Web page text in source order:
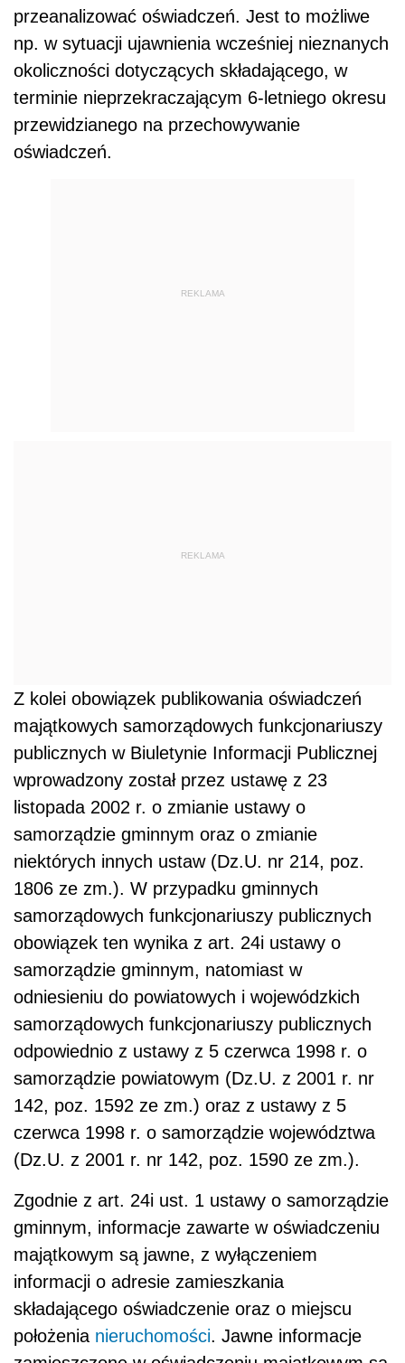
przeanalizować oświadczeń. Jest to możliwe
np. w sytuacji ujawnienia wcześniej nieznanych
okoliczności dotyczących składającego, w
terminie nieprzekraczającym 6-letniego okresu
przewidzianego na przechowywanie
oświadczeń.
REKLAMA
REKLAMA
Z kolei obowiązek publikowania oświadczeń
majątkowych samorządowych funkcjonariuszy
publicznych w Biuletynie Informacji Publicznej
wprowadzony został przez ustawę z 23
listopada 2002 r. o zmianie ustawy o
samorządzie gminnym oraz o zmianie
niektórych innych ustaw (Dz.U. nr 214, poz.
1806 ze zm.). W przypadku gminnych
samorządowych funkcjonariuszy publicznych
obowiązek ten wynika z art. 24i ustawy o
samorządzie gminnym, natomiast w
odniesieniu do powiatowych i wojewódzkich
samorządowych funkcjonariuszy publicznych
odpowiednio z ustawy z 5 czerwca 1998 r. o
samorządzie powiatowym (Dz.U. z 2001 r. nr
142, poz. 1592 ze zm.) oraz z ustawy z 5
czerwca 1998 r. o samorządzie województwa
(Dz.U. z 2001 r. nr 142, poz. 1590 ze zm.).
Zgodnie z art. 24i ust. 1 ustawy o samorządzie
gminnym, informacje zawarte w oświadczeniu
majątkowym są jawne, z wyłączeniem
informacji o adresie zamieszkania
składającego oświadczenie oraz o miejscu
położenia nieruchomości. Jawne informacje